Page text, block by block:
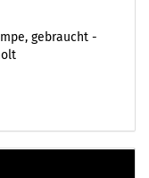
gebraucht -